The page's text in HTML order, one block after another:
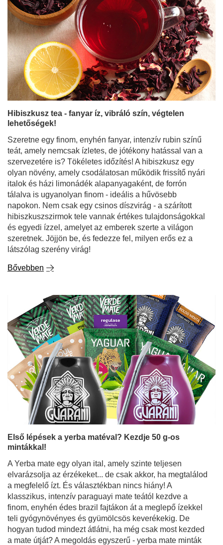
Hibiszkusz tea - fanyar íz, vibráló szín, végtelen
lehetőségek!
Szeretne egy finom, enyhén fanyar, intenzív rubin színű
teát, amely nemcsak ízletes, de jótékony hatással van a
szervezetére is? Tökéletes időzítés! A hibiszkusz egy
olyan növény, amely csodálatosan működik frissítő nyári
italok és házi limonádék alapanyagaként, de forrón
tálalva is ugyanolyan finom - ideális a hűvösebb
napokon. Nem csak egy csinos díszvirág - a szárított
hibiszkuszszirmok tele vannak értékes tulajdonságokkal
és egyedi ízzel, amelyet az emberek szerte a világon
szeretnek. Jöjjön be, és fedezze fel, milyen erős ez a
látszólag szerény virág!
Bővebben
Első lépések a yerba matéval? Kezdje 50 g-os
mintákkal!
A Yerba mate egy olyan ital, amely szinte teljesen
elvarázsolja az érzékeket... de csak akkor, ha megtalálod
a megfelelő ízt. És választékban nincs hiány! A
klasszikus, intenzív paraguayi mate teától kezdve a
finom, enyhén édes brazil fajtákon át a meglepő ízekkel
teli gyógynövényes és gyümölcsös keverékekig. De
hogyan tudod mindezt átlátni, ha még csak most kezded
a mate útját? A megoldás egyszerű - yerba mate minták